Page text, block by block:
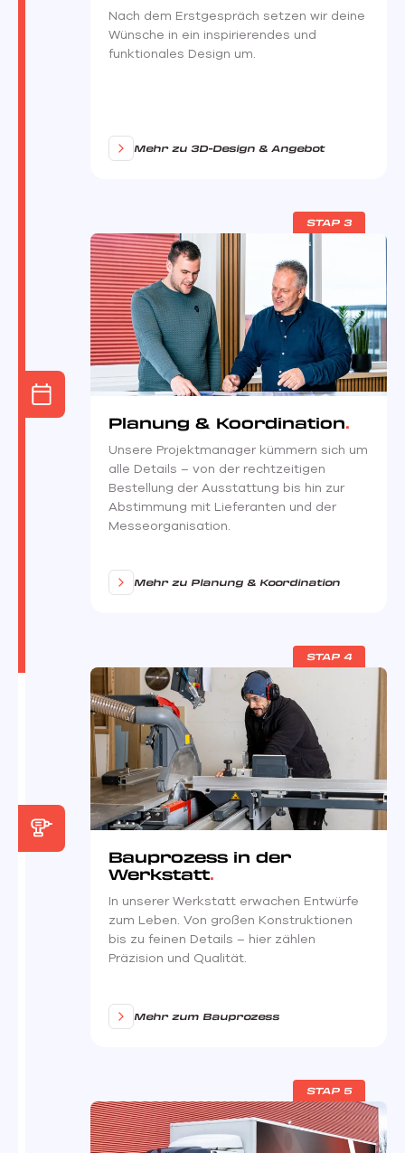
Nach dem Erstgespräch setzen wir deine
Wünsche in ein inspirierendes und
funktionales Design um.
Mehr zu 3D-Design & Angebot
STAP 3
Planung & Koordination
Unsere Projektmanager kümmern sich um
alle Details – von der rechtzeitigen
Bestellung der Ausstattung bis hin zur
Abstimmung mit Lieferanten und der
Messeorganisation.
Mehr zu Planung & Koordination
STAP 4
Bauprozess in der
Werkstatt
In unserer Werkstatt erwachen Entwürfe
zum Leben. Von großen Konstruktionen
bis zu feinen Details – hier zählen
Präzision und Qualität.
Mehr zum Bauprozess
STAP 5